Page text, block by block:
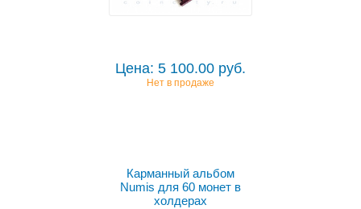
Цена: 5 100.00 руб.
Нет в продаже
Карманный альбом
Numis для 60 монет в
холдерах